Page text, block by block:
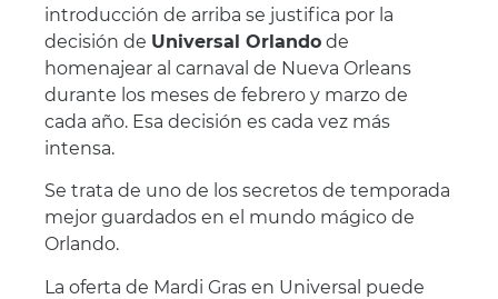
introducción de arriba se justifica por la
decisión de Universal Orlando de
homenajear al carnaval de Nueva Orleans
durante los meses de febrero y marzo de
cada año. Esa decisión es cada vez más
intensa.
Se trata de uno de los secretos de temporada
mejor guardados en el mundo mágico de
Orlando.
La oferta de Mardi Gras en Universal puede